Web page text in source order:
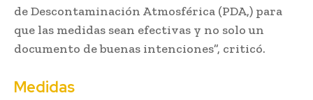
de Descontaminación Atmosférica (PDA,) para
que las medidas sean efectivas y no solo un
documento de buenas intenciones”, criticó.
Medidas